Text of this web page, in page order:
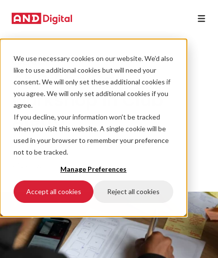
We use necessary cookies on our website. We’d also
like to use additional cookies but will need your
consent. We will only set these additional cookies if
you agree. We will only set additional cookies if you
agree.
If you decline, your information won’t be tracked
when you visit this website. A single cookie will be
used in your browser to remember your preference
not to be tracked.
Manage Preferences
Accept all cookies Reject all cookies
CULTUUR
AND She Can
workshop in Club
Aletta
09 juni 2022 • 2 min read